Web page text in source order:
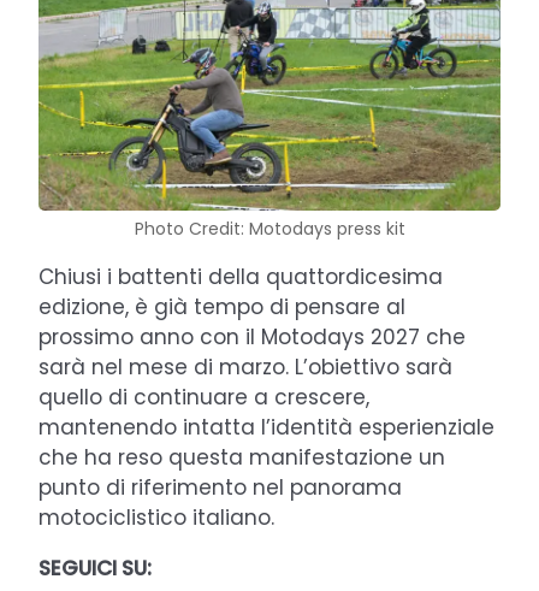
Photo Credit: Motodays press kit
Chiusi i battenti della quattordicesima
edizione, è già tempo di pensare al
prossimo anno con il Motodays 2027 che
sarà nel mese di marzo. L’obiettivo sarà
quello di continuare a crescere,
mantenendo intatta l’identità esperienziale
che ha reso questa manifestazione un
punto di riferimento nel panorama
motociclistico italiano.
SEGUICI SU: